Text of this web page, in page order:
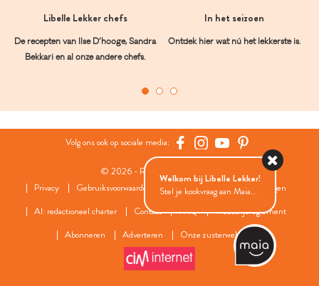
Libelle Lekker chefs
De recepten van Ilse D’hooge, Sandra
Bekkari en al onze andere chefs.
In het seizoen
Ontdek hier wat nú het lekkerste is.
Volg ons ook op sociale media:
© 2026 - Roularta Media Group
Privacy
Gebruiksvoorwaarden Cookies
Cookies instellingen
AI: redactioneel charter
Contact FAQ
Wedstrijdreglement
Abonneren
Adverteren Onze zusterwebsites
Welkom bij Libelle Lekker!
Stel je kookvraag aan Maia...